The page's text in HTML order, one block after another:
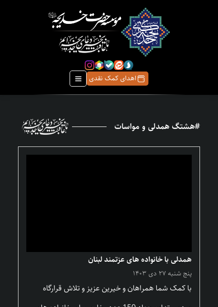
اهدای کمک نقدی
#هشتگ همدلی و مواسات
همدلی با خانواده های عزتمند لبنان
پنج شنبه ۲۷ دی ۱۴۰۳
با کمک شما همراهان و خیرین عزیز و تلاش قرارگاه